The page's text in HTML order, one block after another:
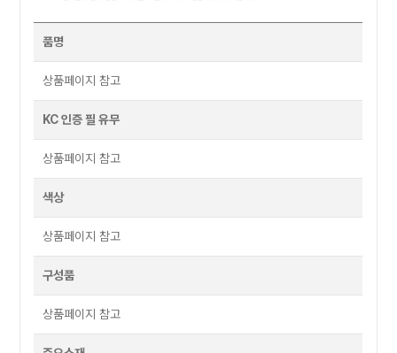
품명
상품페이지 참고
KC 인증 필 유무
상품페이지 참고
색상
상품페이지 참고
구성품
상품페이지 참고